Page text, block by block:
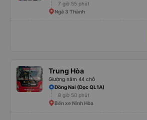
7 giờ 55 phút
Ngã 3 Thành
Trung Hòa
Giường nằm 44 chỗ
Đồng Nai (Dọc QL1A)
8 giờ 50 phút
Bến xe Ninh Hòa